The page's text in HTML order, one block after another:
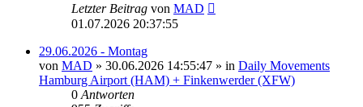
Letzter Beitrag von MAD
01.07.2026 20:37:55
29.06.2026 - Montag
von MAD » 30.06.2026 14:55:47 » in Daily Movements
Hamburg Airport (HAM) + Finkenwerder (XFW)
0 Antworten